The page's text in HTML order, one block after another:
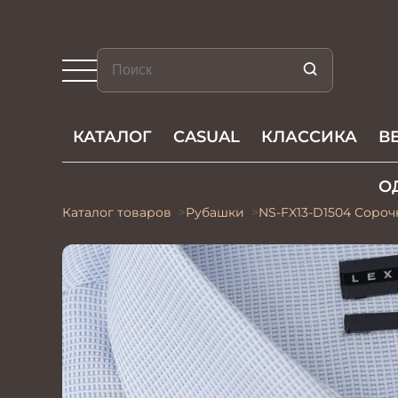
КАТАЛОГ CASUAL КЛАССИКА
Каталог товаров Рубашки NS-FX13-D1504